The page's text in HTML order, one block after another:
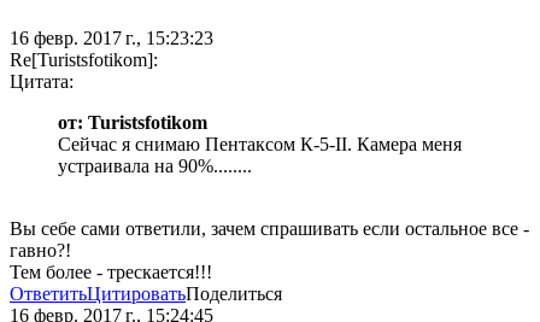
16 февр. 2017 г., 15:23:23
Re[Turistsfotikom]:
Цитата:
от: Turistsfotikom
Сейчас я снимаю Пентаксом К-5-II. Камера меня
устраивала на 90%........
Вы себе сами ответили, зачем спрашивать если остальное все -
гавно?!
Тем более - трескается!!!
ОтветитьЦитироватьПоделиться
16 февр. 2017 г., 15:24:45